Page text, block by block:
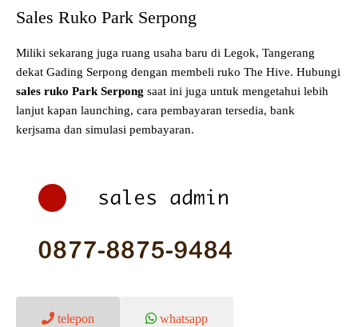
Sales Ruko Park Serpong
Miliki sekarang juga ruang usaha baru di Legok, Tangerang
dekat Gading Serpong dengan membeli ruko The Hive. Hubungi
sales ruko Park Serpong saat ini juga untuk mengetahui lebih
lanjut kapan launching, cara pembayaran tersedia, bank
kerjsama dan simulasi pembayaran.
telepon whatsapp